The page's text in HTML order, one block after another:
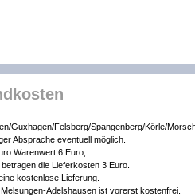
Guxhagen/Felsberg/Spangenberg/Körle/
Absprache eventuell möglich.
Warenwert 6 Euro,
die Lieferkosten 3 Euro.
kostenlose Lieferung.
Adelshausen ist vorerst kostenfrei.